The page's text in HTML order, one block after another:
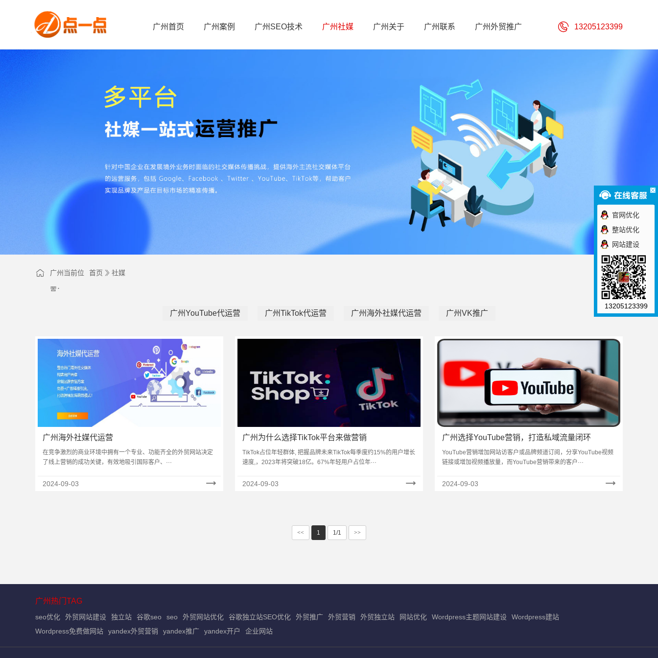
广州首页 广州案例 广州SEO技术 广州社媒 广州关于 广州联系 广州外贸推广 13205123399
广州当前位
置：
首页 社媒
广州YouTube代运营 广州TikTok代运营 广州海外社媒代运营 广州VK推广
广州海外社媒代运营
在竞争激烈的商业环境中拥有一个专业、功能齐全的外贸网站决定
了线上营销的成功关键，有效地吸引国际客户、···
2024-09-03
广州为什么选择TikTok平台来做营销
TikTok占位年轻群体, 把握品牌未来TikTok每季度约15%的用户增长
速度,，2023年将突破18亿。67%年轻用户占位年···
2024-09-03
广州选择YouTube营销，打造私域流量闭环
YouTube营销增加网站访客户或品牌频道订阅，分享YouTube视频
链接或增加视频播放量，而YouTube营销带来的客户···
2024-09-03
<< 1 1/1 >>
广州热门TAG
seo优化 外贸网站建设 独立站 谷歌seo seo 外贸网站优化 谷歌独立站SEO优化 外贸推广 外贸营销 外贸独立站 网站优化 Wordpress主题网站建设
Wordpress建站
Wordpress免费做网站
yandex外贸营销 yandex推广 yandex开户 企业网站
官网优化
整站优化
网站建设
13205123399